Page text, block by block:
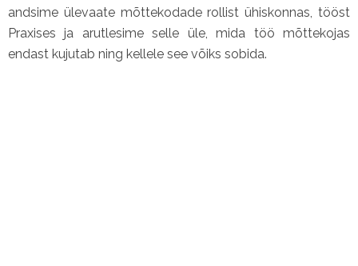
andsime ülevaate mõttekodade rollist ühiskonnas, tööst
Praxises ja arutlesime selle üle, mida töö mõttekojas
endast kujutab ning kellele see võiks sobida.